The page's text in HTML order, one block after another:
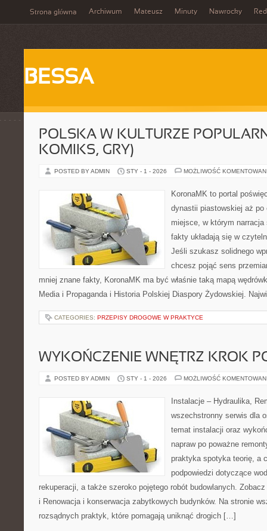
Strona główna Archiwum Mateusz Minuty Nawrocky
BESSA
POLSKA W KULTURZE
KOMIKS, GRY)
POSTED BY ADMIN STY - 1 - 2026 MOŻLIWOŚĆ
KoronaMK to portal
dynastii piastowskiej aż
miejsce, w którym
fakty układają się w
Jeśli szukasz solidnego
chcesz pojąć sens
mniej znane fakty, KoronaMK ma być właśnie taką mapą
Media i Propaganda i Historia Polskiej Diaspory Żydowskiej.
CATEGORIES: PRZEPISY DROGOWE W PRAKTYCE
WYKOŃCZENIE WNĘTRZ KROK
POSTED BY ADMIN STY - 1 - 2026 MOŻLIWOŚĆ
Instalacje – Hydraulika,
wszechstronny serwis dla
temat instalacji oraz
napraw po poważne
praktyka spotyka teorię, a
podpowiedzi dotyczące
rekuperacji, a także szeroko pojętego robót budowlanych.
i Renowacja i konserwacja zabytkowych budynków. Na stronie
rozsądnych praktyk, które pomagają uniknąć drogich […]